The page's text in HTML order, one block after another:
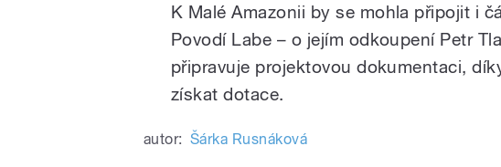
K Malé Amazonii by se mohla připojit i
Povodí Labe – o jejím odkoupení Petr
připravuje projektovou dokumentaci,
získat dotace.
autor: Šárka Rusnáková